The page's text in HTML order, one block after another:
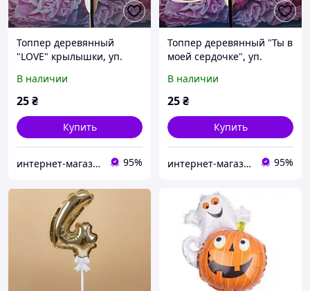
Топпер деревянный
"LOVE" крылышки, уп.
В наличии
25₴
Купить
интернет-магазин "Русалочка" 95%
Топпер деревянный "Ты в
моей сердочке", уп.
В наличии
25₴
Купить
интернет-магазин "Русалочка" 95%